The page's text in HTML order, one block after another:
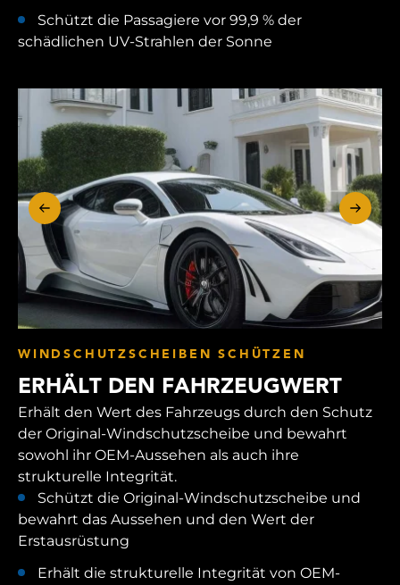
Schützt die Passagiere vor 99,9 % der
schädlichen UV-Strahlen der Sonne
WINDSCHUTZSCHEIBEN SCHÜTZEN
ERHÄLT DEN FAHRZEUGWERT
Erhält den Wert des Fahrzeugs durch den Schutz
der Original-Windschutzscheibe und bewahrt
sowohl ihr OEM-Aussehen als auch ihre
strukturelle Integrität.
Schützt die Original-Windschutzscheibe und
bewahrt das Aussehen und den Wert der
Erstausrüstung
Erhält die strukturelle Integrität von OEM-